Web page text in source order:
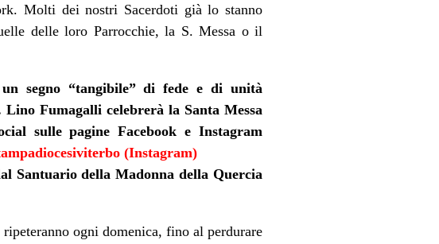
Molti dei nostri Sacerdoti già lo stanno
delle loro Parrocchie, la S. Messa o il
segno “tangibile” di fede e di unità
Fumagalli celebrerà la Santa Messa
sulle pagine Facebook e Instagram
(Instagram)
Santuario della Madonna della Quercia
ogni domenica, fino al perdurare